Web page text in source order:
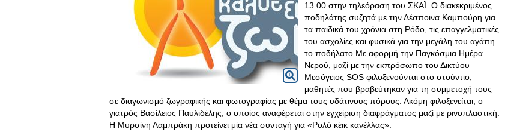
13.00 στην τηλεόραση του ΣΚΑΪ. Ο διακεκριμένος
ποδηλάτης συζητά με την Δέσποινα Καμπούρη για
τα παιδικά του χρόνια στη Ρόδο, τις επαγγελματικές
του ασχολίες και φυσικά για την μεγάλη του αγάπη
το ποδήλατο.Με αφορμή την Παγκόσμια Ημέρα
Νερού, μαζί με την εκπρόσωπο του Δικτύου
Μεσόγειος SOS φιλοξενούνται στο στούντιο,
μαθητές που βραβεύτηκαν για τη συμμετοχή τους
σε διαγωνισμό ζωγραφικής και φωτογραφίας με θέμα τους υδάτινους πόρους. Ακόμη φιλοξενείται, ο
γιατρός Βασίλειος Παυλιδέλης, ο οποίος αναφέρεται στην εγχείριση διαφράγματος μαζί με ρινοπλαστική.
Η Μυρσίνη Λαμπράκη προτείνει μία νέα συνταγή για «Ρολό κέικ κανέλλας».